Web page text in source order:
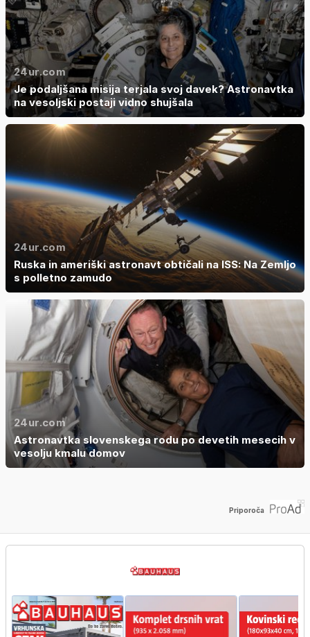
24ur.com
Je podaljšana misija terjala svoj davek? Astronavtka
na vesoljski postaji vidno shujšala
24ur.com
Ruska in ameriški astronavt obtičali na ISS: Na Zemljo
s polletno zamudo
24ur.com
Astronavtka slovenskega rodu po devetih mesecih v
vesolju kmalu domov
Priporoča